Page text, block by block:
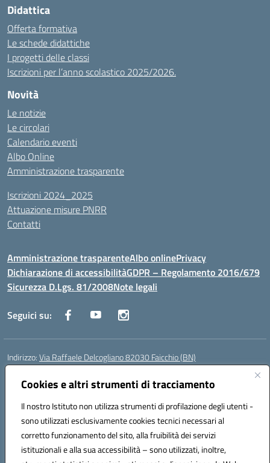
Cookies e altri strumenti di tracciamento
Il nostro Istituto non utilizza strumenti di profilazione degli utenti -
sono utilizzati esclusivamente cookies tecnici necessari al
corretto funzionamento del sito, alla fruibilità dei servizi
istituzionali e alla sua accessibilità – sono utilizzati, inoltre,
Didattica
Offerta formativa
Le schede didattiche
I progetti delle classi
Iscrizioni per l’anno scolastico 2025/2026.
Novità
Le notizie
Le circolari
Calendario eventi
Albo Online
Amministrazione trasparente
Iscrizioni 2024_2025
Attuazione misure PNRR
Contatti
Amministrazione trasparenteAlbo onlinePrivacy
Dichiarazione di accessibilitàGDPR – Regolamento 2016/679
Sicurezza D.Lgs. 81/2008Note legali
Seguici su:
Indirizzo:Via Raffaele Delcogliano 82030 Faicchio (BN)
Centralino:
Posta elettronica certificata (PEC):bnis02300v@pec.istruzione.it
Codice fiscale: 90003320620
Codice meccanografico:BNIS02300V
Codice Indice delle Pubbliche Amministrazioni (IPA): istsc_bnis02300v
Codice unico di fatturazione (CUF): UFQEG8